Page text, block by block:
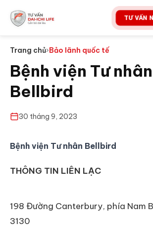
TƯ VẤN
Trang chủ›Bảo lãnh quốc tế
Bệnh viện Tư nhân
Bellbird
30 tháng 9, 2023
Bệnh viện Tư nhân Bellbird
THÔNG TIN LIÊN LẠC
198 Đường Canterbury, phía Nam
3130